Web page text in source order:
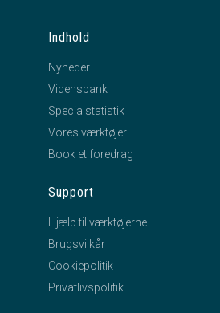
Indhold
Nyheder
Vidensbank
Specialstatistik
Vores værktøjer
Book et foredrag
Support
Hjælp til værktøjerne
Brugsvilkår
Cookiepolitik
Privatlivspolitik